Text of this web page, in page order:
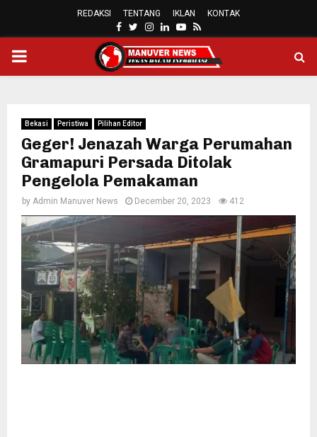
REDAKSI TENTANG IKLAN KONTAK
FACEBOOK
TWITTER
INSTAGRAM
LINKEDINYOUTUBE
RSS
PRIMARY
Bekasi Peristiwa Pilihan Editor
Geger! Jenazah Warga Perumahan
Gramapuri Persada Ditolak
Pengelola Pemakaman
by Admin Manuver News December 20, 2023 412